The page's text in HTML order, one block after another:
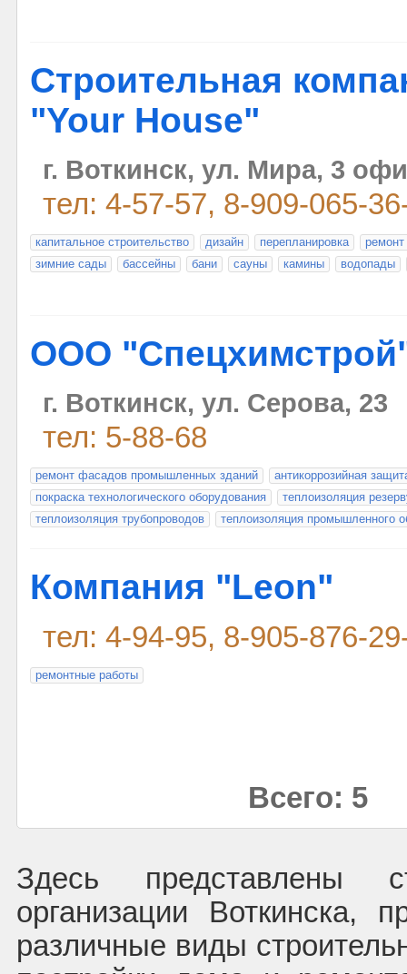
Строительная
"Your House"
г. Воткинск, ул. Мира, 3
тел: 4-57-57, 8-909-065-
капитальное строительство дизайн перепланировка
ремонт
зимние сады
бассейны бани сауны камины водопады
ООО
г. Воткинск, ул. Серова, 23
тел: 5-88-68
ремонт фасадов промышленных зданий
антикоррозийная
покраска технологического оборудования
теплоизоляция
теплоизоляция трубопроводов
теплоизоляция промышленного
Компания "Leon"
тел: 4-94-95, 8-905-876-
ремонтные работы
Всего: 5
Здесь представлены
организации Воткинска,
различные виды